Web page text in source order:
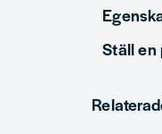
Produkttyp
Ställ en
Fråga